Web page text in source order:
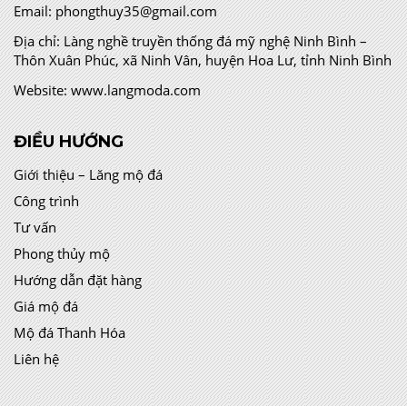
Email: phongthuy35@gmail.com
Địa chỉ:Làng nghề truyền thống đá mỹ nghệ Ninh Bình –
Thôn Xuân Phúc, xã Ninh Vân, huyện Hoa Lư, tỉnh Ninh Bình
Website: www.langmoda.com
ĐIỀU HƯỚNG
Giới thiệu – Lăng mộ đá
Công trình
Tư vấn
Phong thủy mộ
Hướng dẫn đặt hàng
Giá mộ đá
Mộ đá Thanh Hóa
Liên hệ